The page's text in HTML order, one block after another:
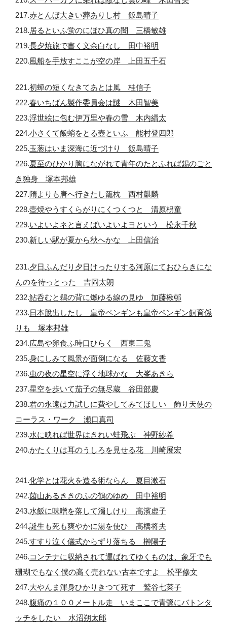
217.赤とんぼ大きい葬ありし村 飯島晴子
218.居るといふ蛍のにほひ真の闇 三橋敏雄
219.長夕焼旅で書く文余白なし 田中裕明
220.風船を手放すここが空の岸 上田五千石
221.初蟬の短くなきてあとは風 桂信子
222.春いちばん製作委員会は謎 木田智美
223.浮世絵に包む伊万里や春の雪 木内縉太
224.小さくて飯蛸をとる壺といふ 能村登四郎
225.玉葱はいま深海に近づけり 飯島晴子
226.夏至のひかり胸にながれて青年のたとふれば錫のごと
き独身 塚本邦雄
227.隋よりも唐へ行きたし籠枕 西村麒麟
228.壺焼やうすくらがりにくつくつと 清原枴童
229.いよいよネと言えばいよいよヨという 松永千秋
230.新しい駅が夏から秋へかな 上田信治
231.夕日ふんだり夕日けったりする河原にておひらきにな
んのを待っとった 吉岡太朗
232.鮎呑むと鵜の背に燃ゆる線の見ゆ 加藤楸邨
233.日本脫出したし 皇帝ペンギンも皇帝ペンギン飼育係
りも 塚本邦雄
234.広島や卵食ふ時口ひらく 西東三鬼
235.身にしみて風景が面倒になる 佐藤文香
236.虫の夜の星空に浮く地球かな 大峯あきら
237.星空を歩いて茄子の無尽蔵 谷田部慶
238.君の永遠は力試しに費やしてみてほしい 飾り天使の
コーラス・ワーク 瀬口真司
239.水に映れば世界はきれい蛙飛ぶ 神野紗希
240.かたくりは耳のうしろを見せる花 川崎展宏
241.化学とは花火を造る術ならん 夏目漱石
242.菌山あるききのふの鶴のゆめ 田中裕明
243.水飯に味噌を落して濁しけり 高濱虚子
244.誕生も死も爽やかに湯を使ひ 高橋将夫
245.すすり泣く儀式からずり落ちる 榊陽子
246.コンテナに収納されて運ばれてゆくものは、象牙でも
珊瑚でもなく僕の高く売れない古本ですよ 松平修文
247.大やんま渾身ひかりきつて死す 鷲谷七菜子
248.腹痛の１００メートル走 いまここで青鷺にバトンタ
ッチをしたい 水沼朔太郎